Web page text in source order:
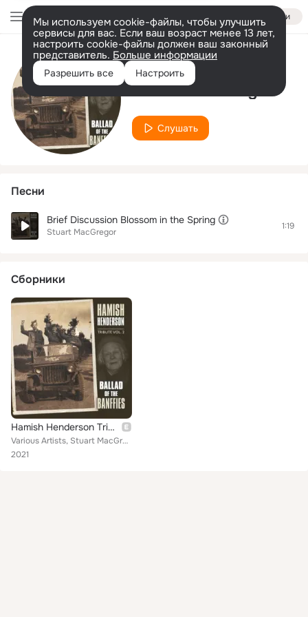
Войти
Мы используем cookie-файлы, чтобы улучшить
сервисы для вас. Если ваш возраст менее 13 лет,
настроить cookie-файлы должен ваш законный
представитель. Больше информации
Разрешить все Настроить
Исполнитель
Stuart MacGregor
Слушать
Песни
Brief Discussion Blossom in the Spring
Stuart MacGregor
1:19
Сборники
Hamish Henderson Tribute, Vol. 2: Ballad of The Banffies
Various Artists, Stuart MacGregor, John Morran, Cameron Nixon, Euan McLaughlin, Fiona Hunter, Atte, Hamish Henderson, Fred Freem...
2021